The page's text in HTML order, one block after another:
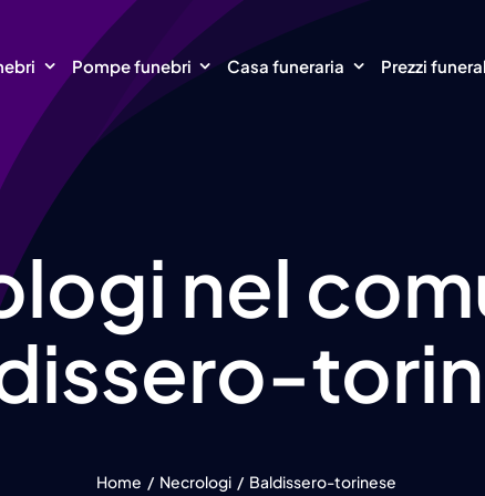
Pompe funebri Casa funeraria Prezzi
nel
Home Necrologi Baldissero-torinese